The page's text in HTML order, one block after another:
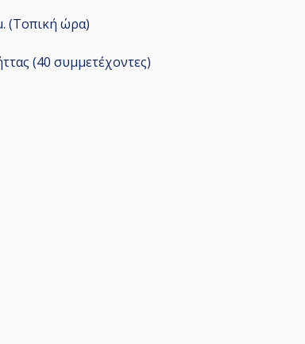
(Τοπική ώρα)
(40 συμμετέχοντες)